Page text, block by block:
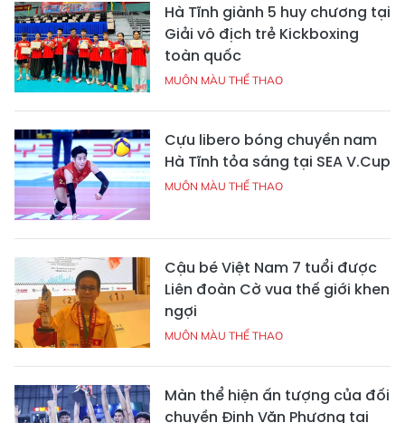
Hà Tĩnh giành 5 huy chương tại
Giải vô địch trẻ Kickboxing
toàn quốc
MUÔN MÀU THỂ THAO
Cựu libero bóng chuyền nam
Hà Tĩnh tỏa sáng tại SEA V.Cup
MUÔN MÀU THỂ THAO
Cậu bé Việt Nam 7 tuổi được
Liên đoàn Cờ vua thế giới khen
ngợi
MUÔN MÀU THỂ THAO
Màn thể hiện ấn tượng của đối
chuyền Đinh Văn Phương tại